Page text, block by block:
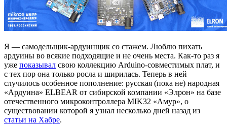
Я — самодельщик-ардуинщик со стажем. Люблю пихать
ардуины во всякие подходящие и не очень места. Как-то раз я
уже показывал свою коллекцию Arduino-совместимых плат, и
с тех пор она только росла и ширилась. Теперь в ней
случилось особенное пополнение: русская (пока не) народная
«Ардуина» ELBEAR от сибирской компании «Элрон» на базе
отечественного микроконтроллера MIK32 «Амур», о
существовании которой я узнал несколько дней назад из
статьи на Хабре.